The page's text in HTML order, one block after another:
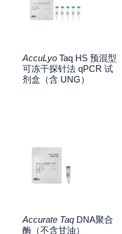
AccuLyoTaq HS 预混型
可冻干探针法 qPCR 试
剂盒（含 UNG）
Accurate TaqDNA聚合
酶（不含甘油）